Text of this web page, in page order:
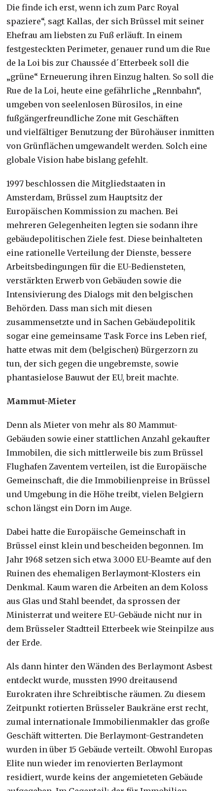
Die finde ich erst, wenn ich zum Parc Royal
spaziere“, sagt Kallas, der sich Brüssel mit seiner
Ehefrau am liebsten zu Fuß erläuft. In einem
festgesteckten Perimeter, genauer rund um die Rue
de la Loi bis zur Chaussée d´Etterbeek soll die
„grüne“ Erneuerung ihren Einzug halten. So soll die
Rue de la Loi, heute eine gefährliche „Rennbahn“,
umgeben von seelenlosen Bürosilos, in eine
fußgängerfreundliche Zone mit Geschäften
und vielfältiger Benutzung der Bürohäuser inmitten
von Grünflächen umgewandelt werden. Solch eine
globale Vision habe bislang gefehlt.
1997 beschlossen die Mitgliedstaaten in
Amsterdam, Brüssel zum Hauptsitz der
Europäischen Kommission zu machen. Bei
mehreren Gelegenheiten legten sie sodann ihre
gebäudepolitischen Ziele fest. Diese beinhalteten
eine rationelle Verteilung der Dienste, bessere
Arbeitsbedingungen für die EU-Bediensteten,
verstärkten Erwerb von Gebäuden sowie die
Intensivierung des Dialogs mit den belgischen
Behörden. Dass man sich mit diesen
zusammensetzte und in Sachen Gebäudepolitik
sogar eine gemeinsame Task Force ins Leben rief,
hatte etwas mit dem (belgischen) Bürgerzorn zu
tun, der sich gegen die ungebremste, sowie
phantasielose Bauwut der EU, breit machte.
Mammut-Mieter
Denn als Mieter von mehr als 80 Mammut-
Gebäuden sowie einer stattlichen Anzahl gekaufter
Immobilen, die sich mittlerweile bis zum Brüssel
Flughafen Zaventem verteilen, ist die Europäische
Gemeinschaft, die die Immobilienpreise in Brüssel
und Umgebung in die Höhe treibt, vielen Belgiern
schon längst ein Dorn im Auge.
Dabei hatte die Europäische Gemeinschaft in
Brüssel einst klein und bescheiden begonnen. Im
Jahr 1968 setzen sich etwa 3.000 EU-Beamte auf den
Ruinen des ehemaligen Berlaymont-Klosters ein
Denkmal. Kaum waren die Arbeiten an dem Koloss
aus Glas und Stahl beendet, da sprossen der
Ministerrat und weitere EU-Gebäude nicht nur in
dem Brüsseler Stadtteil Etterbeek wie Steinpilze aus
der Erde.
Als dann hinter den Wänden des Berlaymont Asbest
entdeckt wurde, mussten 1990 dreitausend
Eurokraten ihre Schreibtische räumen. Zu diesem
Zeitpunkt rotierten Brüsseler Baukräne erst recht,
zumal internationale Immobilienmakler das große
Geschäft witterten. Die Berlaymont-Gestrandeten
wurden in über 15 Gebäude verteilt. Obwohl Europas
Elite nun wieder im renovierten Berlaymont
residiert, wurde keins der angemieteten Gebäude